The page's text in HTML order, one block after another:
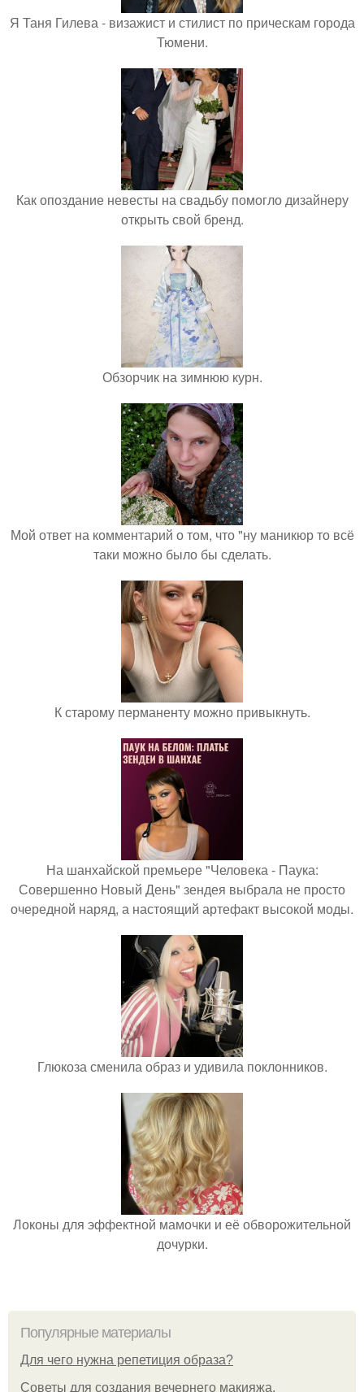
Я Таня Гилева - визажист и стилист по прическам города
Тюмени.
Как опоздание невесты на свадьбу помогло дизайнеру
открыть свой бренд.
Обзорчик на зимнюю курн.
Мой ответ на комментарий о том, что "ну маникюр то всё
таки можно было бы сделать.
К старому перманенту можно привыкнуть.
На шанхайской премьере "Человека - Паука:
Совершенно Новый День" зендея выбрала не просто
очередной наряд, а настоящий артефакт высокой моды.
Глюкоза сменила образ и удивила поклонников.
Локоны для эффектной мамочки и её обворожительной
дочурки.
Популярные материалы
Для чего нужна репетиция образа?
Советы для создания вечернего макияжа.